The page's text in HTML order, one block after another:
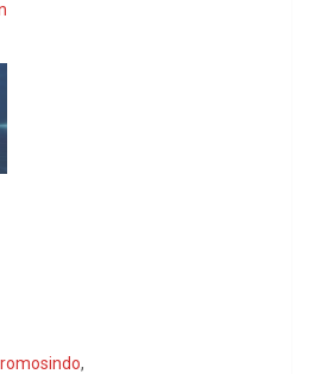
,